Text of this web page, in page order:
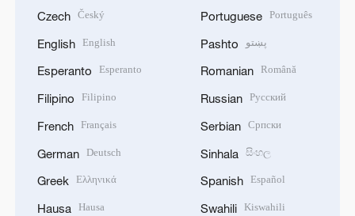
Czech Český
English English
Esperanto Esperanto
Filipino Filipino
French Français
German Deutsch
Greek Ελληνικά
Hausa Hausa
Portuguese Português
Pashto پښتو
Romanian Română
Russian Русский
Serbian Српски
Sinhala සිංහල
Spanish Español
Swahili Kiswahili